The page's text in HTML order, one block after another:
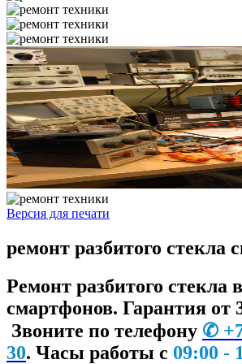
Версия для печати
ремонт разбитого стекла
Ремонт разбитого стекла
смартфонов. Гарантия от
Звоните по телефону ✆
30. Часы работы с 09:00 -